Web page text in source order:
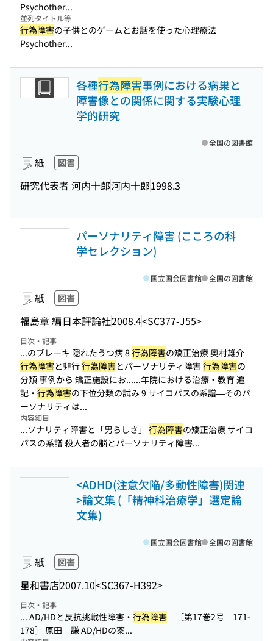
Psychother...
並列タイトル等
行為障害の子供とのゲームとお話を使った心理療法
Psychother...
各種行為障害事例における病巣と
障害像との関係に関する実験心理
学的研究
紙 図書
研究代表者 河内十郎河内十郎1998.3
全国の図書館
パーソナリティ障害 (こころの科
学セレクション)
紙 図書
福島章 編日本評論社2008.4<SC377-J55>
国立国会図書館 全国の図書館
目次・記事
...のブレーキ 隠れたうつ病 8 行為障害の矯正治療 奥村雄介
行為障害と非行行為障害とパーソナリティ障害行為障害の
分類 事例から 矯正施設にお......年院における治療・教育 追
記・ 行為障害の下位分類の試み 9 サイコパスの系譜—そのパ
ーソナリティは...
内容細目
...ソナリティ障害と「男らしさ」 行為障害の矯正治療 サイコ
パスの系譜 殺人者の脳とパーソナリティ障害...
<ADHD(注意欠陥/多動性障害)関連
>論文集 (「精神科治療学」選定論
文集)
紙 図書
星和書店2007.10<SC367-H392>
国立国会図書館 全国の図書館
目次・記事
... AD/HDと反抗挑戦性障害・ 行為障害 ［第17巻2号 171-
178］ 原田 謙 AD/HDの薬...